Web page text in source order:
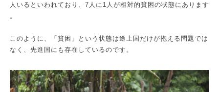
人いるといわれており、7人に1人が相対的貧困の状態にあります
。
このように、「貧困」という状態は途上国だけが抱える問題では
なく、先進国にも存在しているのです。